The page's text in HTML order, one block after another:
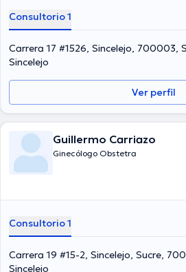
Consultorio 1
Carrera 17 #1526, Sincelejo, 700003,
Sincelejo
Ver perfil
Guillermo Carriazo
Ginecólogo Obstetra
Consultorio 1
Carrera 19 #15-2, Sincelejo, Sucre,
Sincelejo